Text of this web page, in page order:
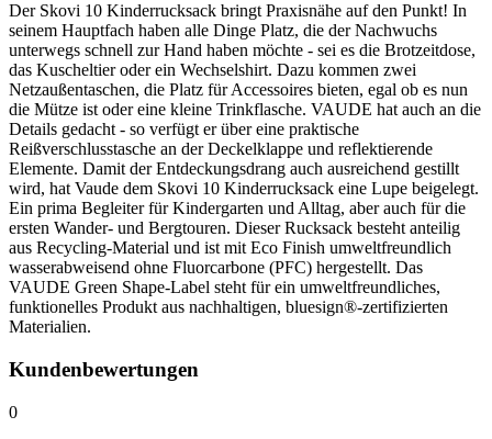
Der Skovi 10 Kinderrucksack bringt Praxisnähe auf den Punkt! In
seinem Hauptfach haben alle Dinge Platz, die der Nachwuchs
unterwegs schnell zur Hand haben möchte - sei es die Brotzeitdose,
das Kuscheltier oder ein Wechselshirt. Dazu kommen zwei
Netzaußentaschen, die Platz für Accessoires bieten, egal ob es nun
die Mütze ist oder eine kleine Trinkflasche. VAUDE hat auch an die
Details gedacht - so verfügt er über eine praktische
Reißverschlusstasche an der Deckelklappe und reflektierende
Elemente. Damit der Entdeckungsdrang auch ausreichend gestillt
wird, hat Vaude dem Skovi 10 Kinderrucksack eine Lupe beigelegt.
Ein prima Begleiter für Kindergarten und Alltag, aber auch für die
ersten Wander- und Bergtouren. Dieser Rucksack besteht anteilig
aus Recycling-Material und ist mit Eco Finish umweltfreundlich
wasserabweisend ohne Fluorcarbone (PFC) hergestellt. Das
VAUDE Green Shape-Label steht für ein umweltfreundliches,
funktionelles Produkt aus nachhaltigen, bluesign®-zertifizierten
Materialien.
Kundenbewertungen
0